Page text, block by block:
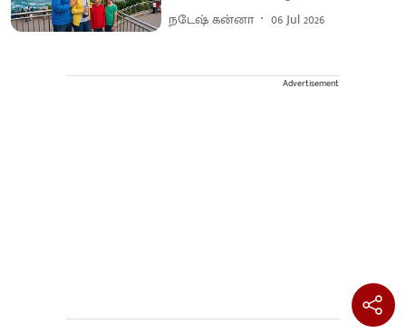
நடேஷ் கன்னா 06 Jul 2026
Advertisement